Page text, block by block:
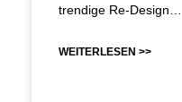
trendige Re-Design…
WEITERLESEN >>